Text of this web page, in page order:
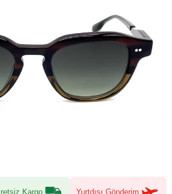
Kargo Yurtdışı Gönderim